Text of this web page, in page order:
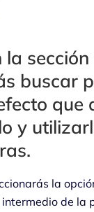
la
buscar
que
y
la
intermedio de la